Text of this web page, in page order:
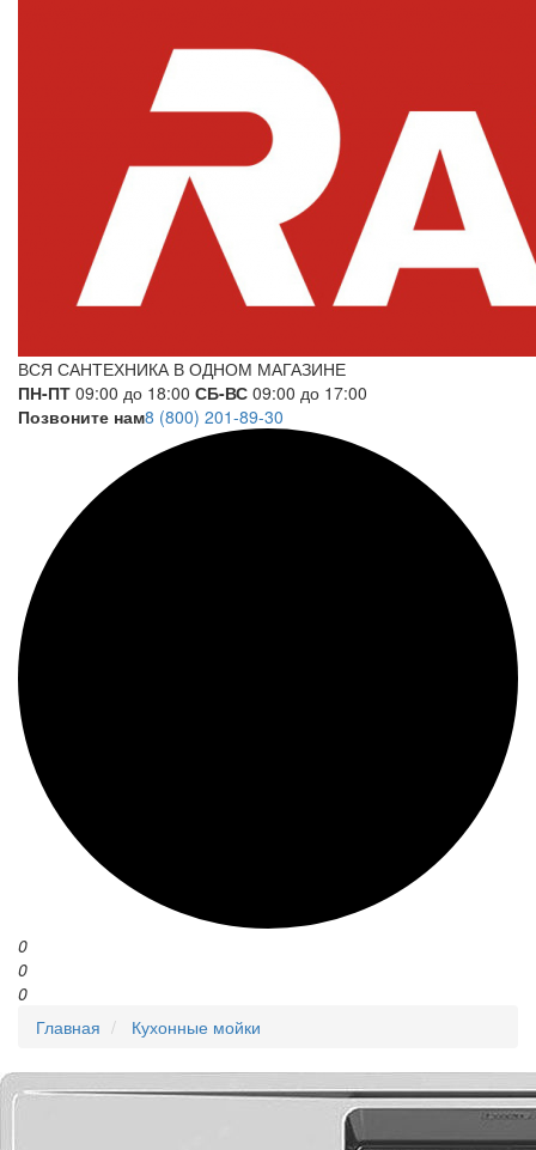
ВСЯ САНТЕХНИКА В ОДНОМ МАГАЗИНЕ
ПН-ПТ 09:00 до 18:00 СБ-ВС 09:00 до 17:00
Позвоните нам8 (800) 201-89-30
0
0
0
Главная
Кухонные мойки